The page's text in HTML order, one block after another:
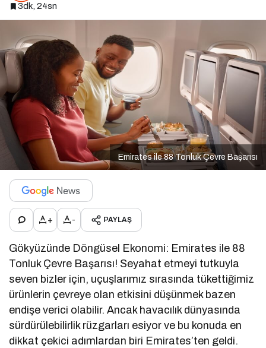
3dk, 24sn
Emirates ile 88 Tonluk Çevre Başarısı
+ - PAYLAŞ
Gökyüzünde Döngüsel Ekonomi: Emirates ile 88
Tonluk Çevre Başarısı! Seyahat etmeyi tutkuyla
seven bizler için, uçuşlarımız sırasında tükettiğimiz
ürünlerin çevreye olan etkisini düşünmek bazen
endişe verici olabilir. Ancak havacılık dünyasında
sürdürülebilirlik rüzgarları esiyor ve bu konuda en
dikkat çekici adımlardan biri Emirates’ten geldi.